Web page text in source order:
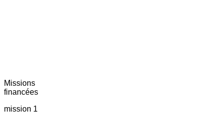
Missions
financées
mission 1